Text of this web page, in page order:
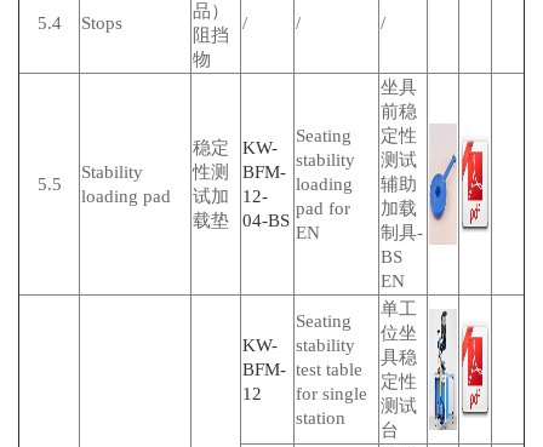
5.4 Stops
品）
阻挡
物
/ / /
5.5
Stability
loading pad
稳定
性测
试加
载垫
KW-
BFM-
12-
04-BS
Seating
stability
loading
pad for
EN
坐具
前稳
定性
测试
辅助
加载
制具-
BS
EN
KW-
BFM-
12
Seating
stability
test table
for single
station
单工
位坐
具稳
定性
测试
台